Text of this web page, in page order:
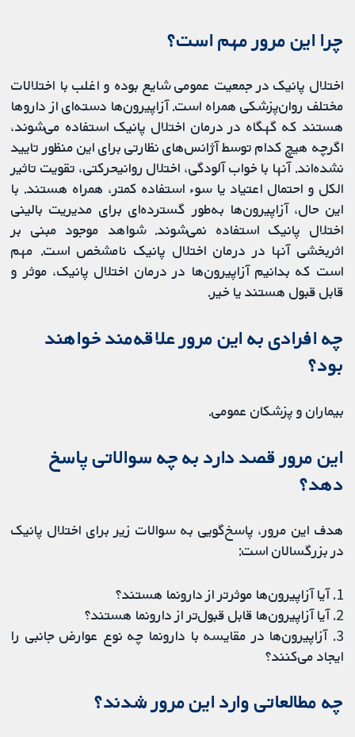
چرا این مرور مهم است؟
اختلال پانیک در جمعیت عمومی شایع بوده و اغلب با اختلالات
مختلف روان‌پزشکی همراه است. آزاپیرون‌ها دسته‌ای از داروها
هستند که گهگاه در درمان اختلال پانیک استفاده می‌شوند،
اگرچه هیچ کدام توسط آژانس‌های نظارتی برای این منظور تایید
نشده‌اند. آنها با خواب آلودگی، اختلال روانی‎حرکتی، تقویت تاثیر
الکل و احتمال اعتیاد یا سوء استفاده کمتر، همراه هستند. با
این حال، آزاپیرون‌ها به‌طور گسترده‌ای برای مدیریت بالینی
اختلال پانیک استفاده نمی‌شوند. شواهد موجود مبنی بر
اثربخشی آنها در درمان اختلال پانیک نامشخص است. مهم
است که بدانیم آزاپیرون‌ها در درمان اختلال پانیک، موثر و
قابل قبول هستند یا خیر.
چه افرادی به این مرور علاقه‌مند خواهند
بود؟
بیماران و پزشکان عمومی.
این مرور قصد دارد به چه سوالاتی پاسخ
دهد؟
هدف این مرور، پاسخ‌گویی به سوالات زیر برای اختلال پانیک
در بزرگسالان است:
1. آیا آزاپیرون‌ها موثرتر از دارونما هستند؟
2. آیا آزاپیرون‌ها قابل قبول‌تر از دارونما هستند؟
3. آزاپیرون‌ها در مقایسه با دارونما چه نوع عوارض جانبی را
ایجاد می‌کنند؟
چه مطالعاتی وارد این مرور شدند؟